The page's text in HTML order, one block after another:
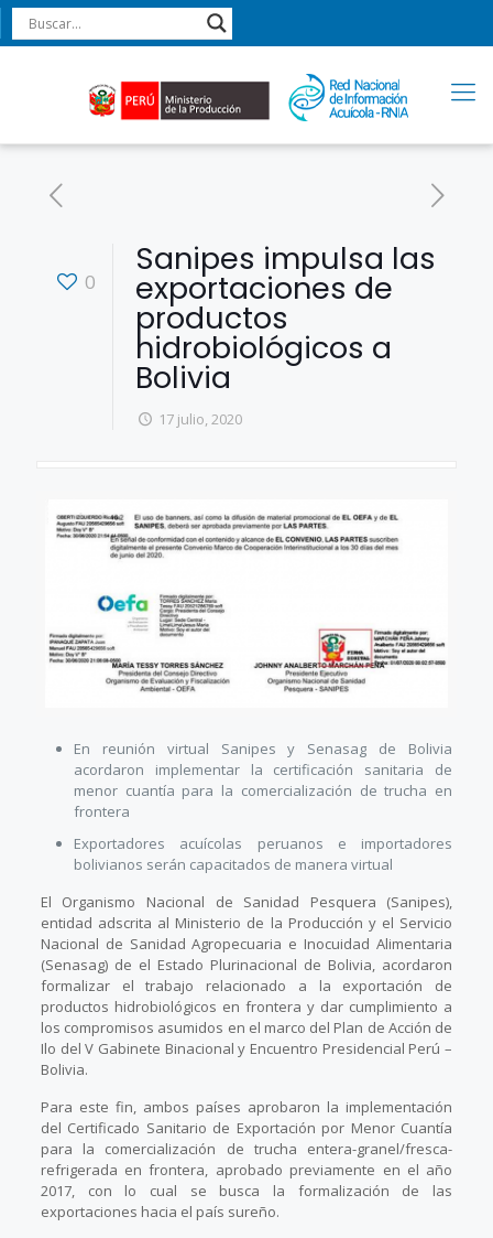
0
Sanipes impulsa las
exportaciones de
productos
hidrobiológicos a
Bolivia
17 julio, 2020
En reunión virtual Sanipes y Senasag de Bolivia
acordaron implementar la certificación sanitaria de
menor cuantía para la comercialización de trucha en
frontera
Exportadores acuícolas peruanos e importadores
bolivianos serán capacitados de manera virtual
El Organismo Nacional de Sanidad Pesquera (Sanipes),
entidad adscrita al Ministerio de la Producción y el Servicio
Nacional de Sanidad Agropecuaria e Inocuidad Alimentaria
(Senasag) de el Estado Plurinacional de Bolivia, acordaron
formalizar el trabajo relacionado a la exportación de
productos hidrobiológicos en frontera y dar cumplimiento a
los compromisos asumidos en el marco del Plan de Acción de
Ilo del V Gabinete Binacional y Encuentro Presidencial Perú –
Bolivia.
Para este fin, ambos países aprobaron la implementación
del Certificado Sanitario de Exportación por Menor Cuantía
para la comercialización de trucha entera-granel/fresca-
refrigerada en frontera, aprobado previamente en el año
2017, con lo cual se busca la formalización de las
exportaciones hacia el país sureño.